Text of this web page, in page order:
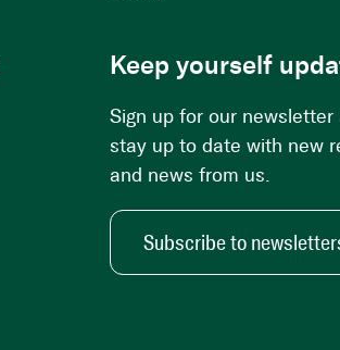
Keep yourself
Sign up for our newsletter
stay up to date with new
and news from us.
Subscribe to